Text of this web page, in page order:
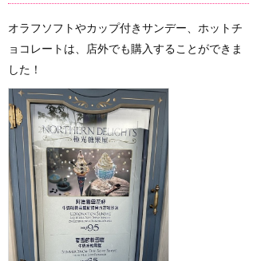
オラフソフトやカップ付きサンデー、ホットチ
ョコレートは、店外でも購入することができま
した！